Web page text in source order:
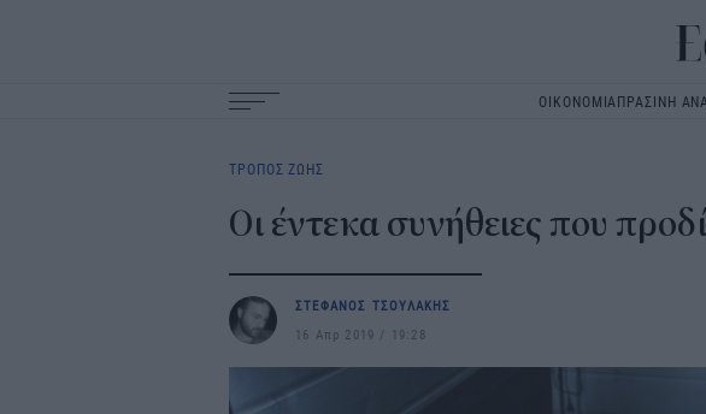
ΟΙΚΟΝΟΜΙΑΠΡΑΣΙΝΗ
navigation
ΤΡΟΠΟΣ ΖΩΗΣ
Οι έντεκα συνήθειες που
ΣΤΕΦΑΝΟΣ ΤΣΟΥΛΑΚΗΣ
16 Απρ 2019
19:28